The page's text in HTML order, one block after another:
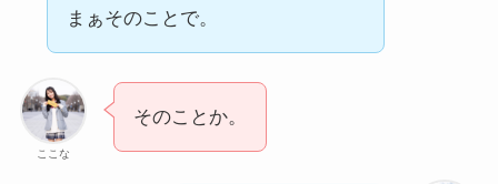
まぁそのことで。
ここな
そのことか。